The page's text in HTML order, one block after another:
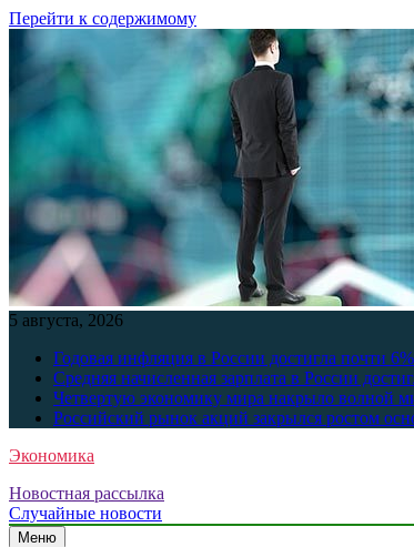
Перейти к содержимому
5 августа, 2026
Годовая инфляция в России достигла почти 6%
Средняя начисленная зарплата в России
Четвертую экономику мира накрыло волной
Российский рынок акций закрылся ростом
Экономика
Новостная рассылка
Случайные новости
Меню